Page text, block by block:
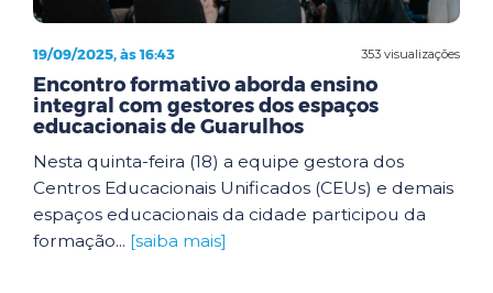
353 visualizações
19/09/2025, às 16:43
Encontro formativo aborda ensino
integral com gestores dos espaços
educacionais de Guarulhos
Nesta quinta-feira (18) a equipe gestora dos
Centros Educacionais Unificados (CEUs) e demais
espaços educacionais da cidade participou da
formação... [saiba mais]